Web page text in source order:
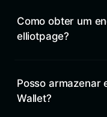
Como obter um
elliotpage?
Posso armazenar
Wallet?